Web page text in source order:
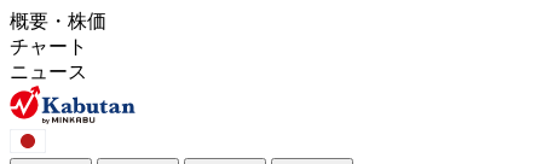
概要・株価
チャート
ニュース